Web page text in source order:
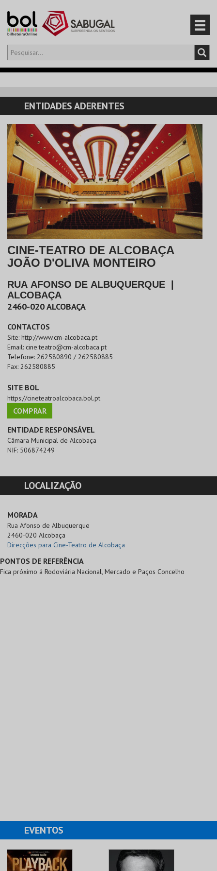
Olá,iniciar sessão
CARRINHO
EVENTOS
CARTÕES
PRODUTOS
ENTIDADES ADERENTES
CINE-TEATRO DE ALCOBAÇA
JOÃO D'OLIVA MONTEIRO
RUA AFONSO DE ALBUQUERQUE
ALCOBAÇA
2460-020ALCOBAÇA
CONTACTOS
Site: http://www.cm-alcobaca.pt
Email: cine.teatro@cm-alcobaca.pt
Telefone: 262580890 / 262580885
Fax: 262580885
SITE BOL
https://cineteatroalcobaca.bol.pt
COMPRAR
ENTIDADE RESPONSÁVEL
Câmara Municipal de Alcobaça
NIF: 506874249
LOCALIZAÇÃO
MORADA
Rua Afonso de Albuquerque
2460-020 Alcobaça
Direcções para Cine-Teatro de Alcobaça
PONTOS DE REFERÊNCIA
Fica próximo á Rodoviária Nacional, Mercado e Paços Concelho
EVENTOS